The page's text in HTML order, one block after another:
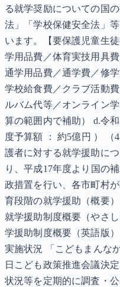
る就学奨励についての国
法」「学校保健安全法」
います。【要保護児童生
学用品費／体育実技用具
通学用品費／通学費／修
学校給食費／クラブ活動
ルバム代等／オンライン
算の範囲内で補助） d.令
度予算額 ： 約5億円 ） （
護者に対する就学援助に
り、平成17年度より国の
政措置を行い、各市町村
育段階の就学援助（概要
就学援助制度概要（やさ
学援助制度概要（英語版
実施状況 「こどもまんな
日こども政策推進会議決
状況等を定期的に調査・